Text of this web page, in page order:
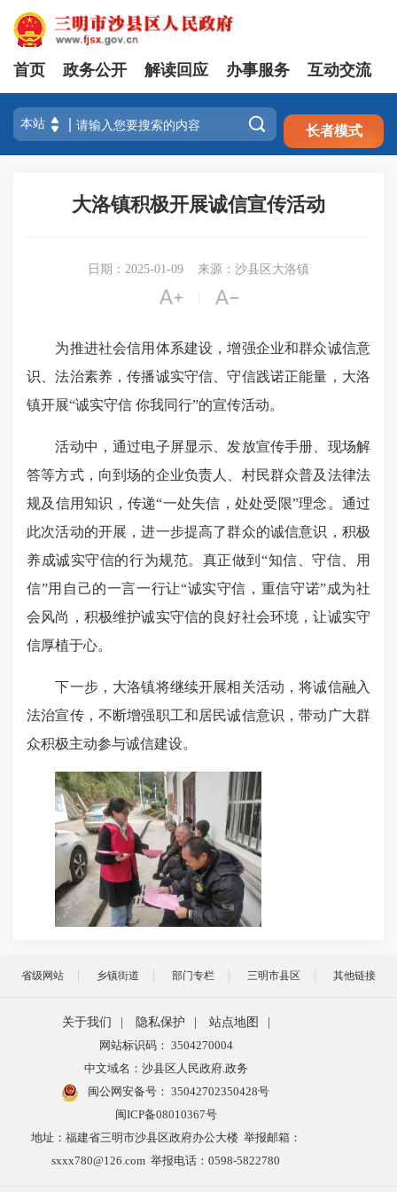
注册 登录
首页 政务公开 解读回应 办事服务 互动交流
 长者模式
大洛镇积极开展诚信宣传活动
日期：2025-01-09 来源：沙县区大洛镇
 
为推进社会信用体系建设，增强企业和群众诚信意
识、法治素养，传播诚实守信、守信践诺正能量，大洛
镇开展“诚实守信 你我同行”的宣传活动。
活动中，通过电子屏显示、发放宣传手册、现场解
答等方式，向到场的企业负责人、村民群众普及法律法
规及信用知识，传递“一处失信，处处受限”理念。 通过
此次活动的开展，进一步提高了群众的诚信意识，积极
养成诚实守信的行为规范。真正做到“知信、守信、用
信”用自己的一言一行让“诚实守信，重信守诺”成为社
会风尚，积极维护诚实守信的良好社会环境，让诚实守
信厚植于心。
下一步，大洛镇将继续开展相关活动，将诚信融入
法治宣传，不断增强职工和居民诚信意识，带动广大群
众积极主动参与诚信建设。
省级网站 乡镇街道 部门专栏 三明市县区 其他链接
关于我们 | 隐私保护 | 站点地图
|
网站标识码： 3504270004
中文域名：沙县区人民政府.政务
闽公网安备号： 35042702350428号
闽ICP备08010367号
地址：福建省三明市沙县区政府办公大楼 举报邮箱：
sxxx780@126.com 举报电话：0598-5822780